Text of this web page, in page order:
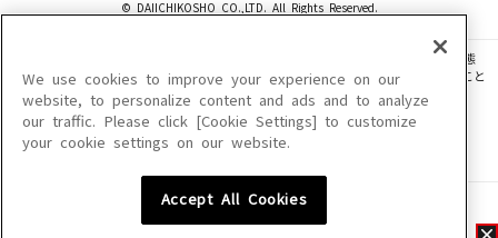
© DAIICHIKOSHO CO.,LTD. All Rights Reserved.
このサイトに掲載されている一切の文章・画像・写真・動画・音声等を、手段や形態
を問わず、著作権法の定める範囲を超えて無断で複製、転載、ファイル化などすること
を禁じます。
楽曲及びコンテンツは、機種によりご利用いただけない場合があります。
楽曲及びコンテンツの配信日、配信内容が変更になる場合があります。
We use cookies to improve your experience on our
website, to personalize content and ads and to analyze
our traffic. Please click [Cookie Settings] to customize
your cookie settings on our website.
Accept All Cookies